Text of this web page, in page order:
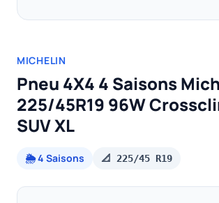
MICHELIN
Pneu 4X4 4 Saisons
225/45R19 96W
SUV XL
🌦️ 4 Saisons 📐 225/45 R19